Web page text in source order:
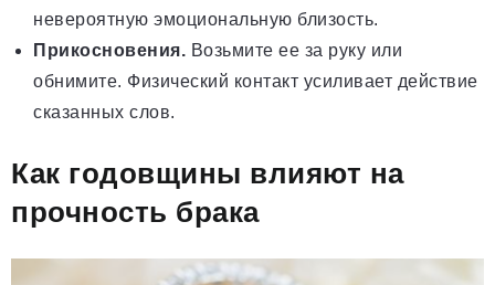
невероятную эмоциональную близость.
Прикосновения. Возьмите ее за руку или
обнимите. Физический контакт усиливает действие
сказанных слов.
Как годовщины влияют на
прочность брака